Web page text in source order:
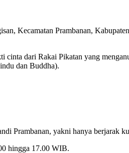
Kecamatan Prambanan,
dari Rakai Pikatan yang
dan Buddha).
Prambanan, yakni hanya berjarak
hingga 17.00 WIB.